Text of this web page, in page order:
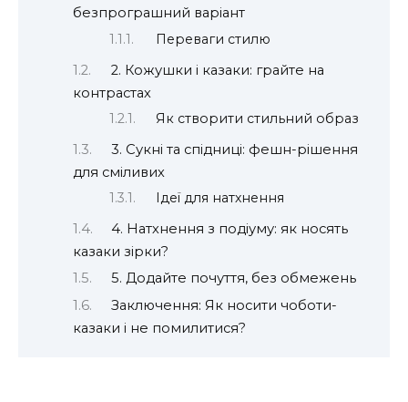
безпрограшний варіант
Переваги стилю
2. Кожушки і казаки: грайте на
контрастах
Як створити стильний образ
3. Сукні та спідниці: фешн-рішення
для сміливих
Ідеї для натхнення
4. Натхнення з подіуму: як носять
казаки зірки?
5. Додайте почуття, без обмежень
Заключення: Як носити чоботи-
казаки і не помилитися?